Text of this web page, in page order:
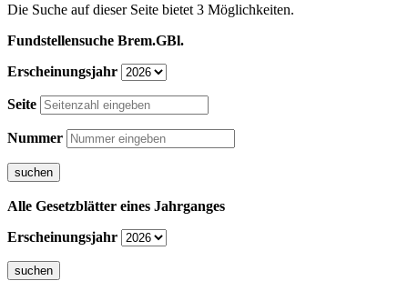
Die Suche auf dieser Seite bietet 3 Möglichkeiten.
Fundstellensuche Brem.GBl.
Erscheinungsjahr
Seite
Nummer
Alle Gesetzblätter eines Jahrganges
Erscheinungsjahr